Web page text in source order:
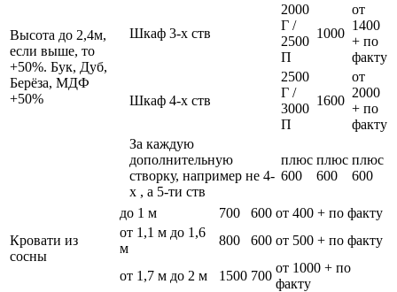
Высота до 2,4м,
если выше, то
+50%. Бук, Дуб,
Берёза, МДФ
+50%
Шкаф 3-х ств
2000
Г /
2500
П
1000
от
1400
+ по
факту
Шкаф 4-х ств
2500
Г /
3000
П
1600
от
2000
+ по
факту
За каждую
дополнительную
створку, например не 4-
х , а 5-ти ств
плюс
600
плюс
600
плюс
600
Кровати из
сосны
до 1 м 700 600 от 400 + по факту
от 1,1 м до 1,6
м
800 600 от 500 + по факту
от 1,7 м до 2 м 1500 700
от 1000 + по
факту